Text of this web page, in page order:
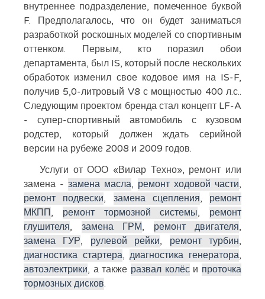
внутреннее подразделение, помеченное буквой
F. Предполагалось, что он будет заниматься
разработкой роскошных моделей со спортивным
оттенком. Первым, кто поразил обои
департамента, был IS, который после нескольких
обработок изменил свое кодовое имя на IS-F,
получив 5,0-литровый V8 с мощностью 400 л.с..
Следующим проектом бренда стал концепт LF-A
- супер-спортивный автомобиль с кузовом
родстер, который должен ждать серийной
версии на рубеже 2008 и 2009 годов.
Услуги от ООО «Вилар Техно», ремонт или
замена - замена масла, ремонт ходовой части,
ремонт подвески, замена сцепления, ремонт
МКПП, ремонт тормозной системы, ремонт
глушителя, замена ГРМ, ремонт двигателя,
замена ГУР, рулевой рейки, ремонт турбин,
диагностика стартера,диагностика генератора,
автоэлектрики, а также развал колёси проточка
тормозных дисков.